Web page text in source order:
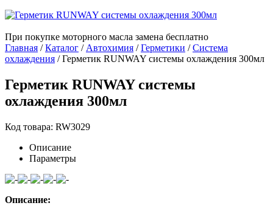
При покупке моторного масла замена бесплатно
Главная /Каталог / Автохимия /Герметики /Система
охлаждения /Герметик RUNWAY системы охлаждения 300мл
Герметик RUNWAY системы
охлаждения 300мл
Код товара: RW3029
Описание
Параметры
Описание: